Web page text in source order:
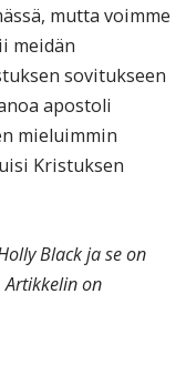
mutta voimme
meidän
sovitukseen
apostoli
mieluimmin
Kristuksen
Black ja se on
Artikkelin on